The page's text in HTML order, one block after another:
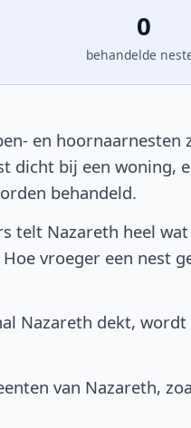
0
behandelde
en hoornaarnesten
dicht bij een woning,
behandeld.
telt Nazareth heel
vroeger een nest
Nazareth dekt,
van Nazareth,